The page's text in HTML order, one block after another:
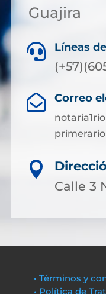
Guajira
 Líneas
 Correo

Calle 3
• Términos y
• Política de